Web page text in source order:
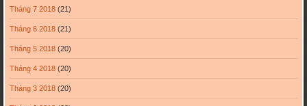
Tháng 7 2018(21)
Tháng 6 2018(21)
Tháng 5 2018(20)
Tháng 4 2018(20)
Tháng 3 2018(20)